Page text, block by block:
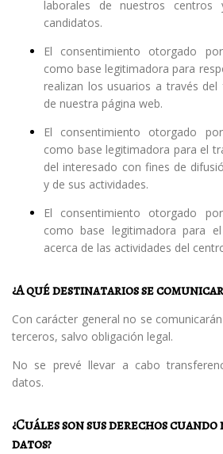
laborales de nuestros
candidatos.
El consentimiento otorgado
como base legitimadora para
realizan los usuarios a través
de nuestra página web.
El consentimiento otorgado
como base legitimadora para el
del interesado con fines de
y de sus actividades.
El consentimiento otorgado
como base legitimadora para
acerca de las actividades del
¿A qué destinatarios se
Con carácter general no se
terceros, salvo obligación legal.
No se prevé llevar a cabo
datos.
¿Cuáles son sus derechos
datos?